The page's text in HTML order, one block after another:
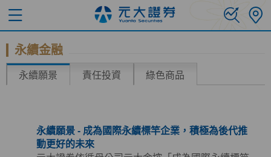
永續金融
永續願景 責任投資 綠色商品
永續願景 - 成為國際永續標竿企業，積極為後代推
動更好的未來